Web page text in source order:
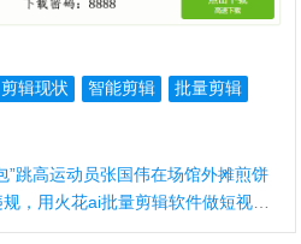
剪辑现状 智能剪辑
批量剪辑
”跳高运动员张国伟在场馆外摊煎饼
花ai批量剪辑软件做短视频搬运怎么变现？